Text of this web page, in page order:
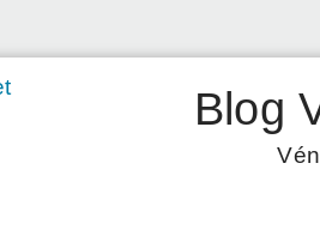
Blog